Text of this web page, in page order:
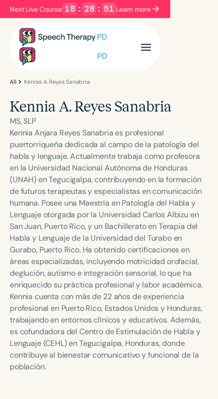
Next Live Course: 18 : 28 : 51 Learn more
Filters Categories
Language
English Español
Course Level
Introductory Intermediate Advanced
Population
Infants/Toddlers
Preschool
School-Aged
Young Adults Adults
Course Duration
h h+
All Kennia A. Reyes Sanabria
Kennia A. Reyes Sanabria
MS, SLP
Kennia Anjara Reyes Sanabria es profesional
puertorriqueña dedicada al campo de la patología del
habla y lenguaje. Actualmente trabaja como profesora
en la Universidad Nacional Autónoma de Honduras
(UNAH) en Tegucigalpa, contribuyendo en la formación
de futuros terapeutas y especialistas en comunicación
humana. Posee una Maestría en Patología del Habla y
Lenguaje otorgada por la Universidad Carlos Albizu en
San Juan, Puerto Rico, y un Bachillerato en Terapia del
Habla y Lenguaje de la Universidad del Turabo en
Gurabo, Puerto Rico. Ha obtenido certificaciones en
áreas especializadas, incluyendo motricidad orofacial,
deglución, autismo e integración sensorial, lo que ha
enriquecido su práctica profesional y labor académica.
Kennia cuenta con más de 22 años de experiencia
profesional en Puerto Rico, Estados Unidos y Honduras,
trabajando en entornos clínicos y educativos. Además,
es cofundadora del Centro de Estimulación de Habla y
Lenguaje (CEHL) en Tegucigalpa, Honduras, donde
contribuye al bienestar comunicativo y funcional de la
población.